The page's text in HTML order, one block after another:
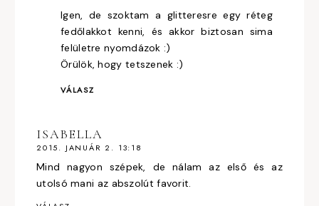
Igen, de szoktam a glitteresre egy réteg
fedőlakkot kenni, és akkor biztosan sima
felületre nyomdázok :)
Örülök, hogy tetszenek :)
VÁLASZ
ISABELLA
2015. JANUÁR 2. 13:18
Mind nagyon szépek, de nálam az első és az
utolsó mani az abszolút favorit.